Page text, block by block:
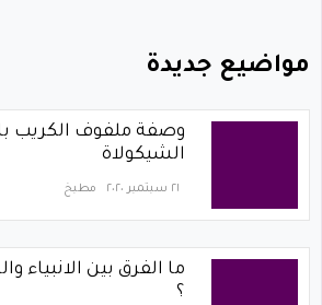
مواضيع جديدة
وصفة ملفوف الكريب
الشيكولاة
٢١ سبتمبر ٢٠٢٠ مطبخ
ما الفرق بين الانبياء
؟